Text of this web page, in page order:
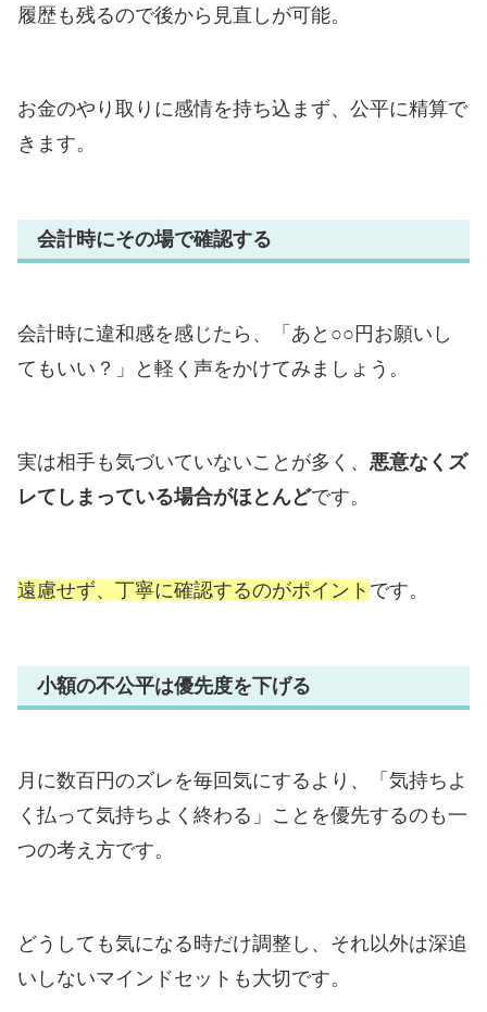
履歴も残るので後から見直しが可能。
お金のやり取りに感情を持ち込まず、公平に精算で
きます。
会計時にその場で確認する
会計時に違和感を感じたら、「あと○○円お願いし
てもいい？」と軽く声をかけてみましょう。
実は相手も気づいていないことが多く、 悪意なくズ
レてしまっている場合がほとんどです。
遠慮せず、丁寧に確認するのがポイント です。
小額の不公平は優先度を下げる
月に数百円のズレを毎回気にするより、「気持ちよ
く払って気持ちよく終わる」ことを優先するのも一
つの考え方です。
どうしても気になる時だけ調整し、それ以外は深追
いしないマインドセットも大切です。